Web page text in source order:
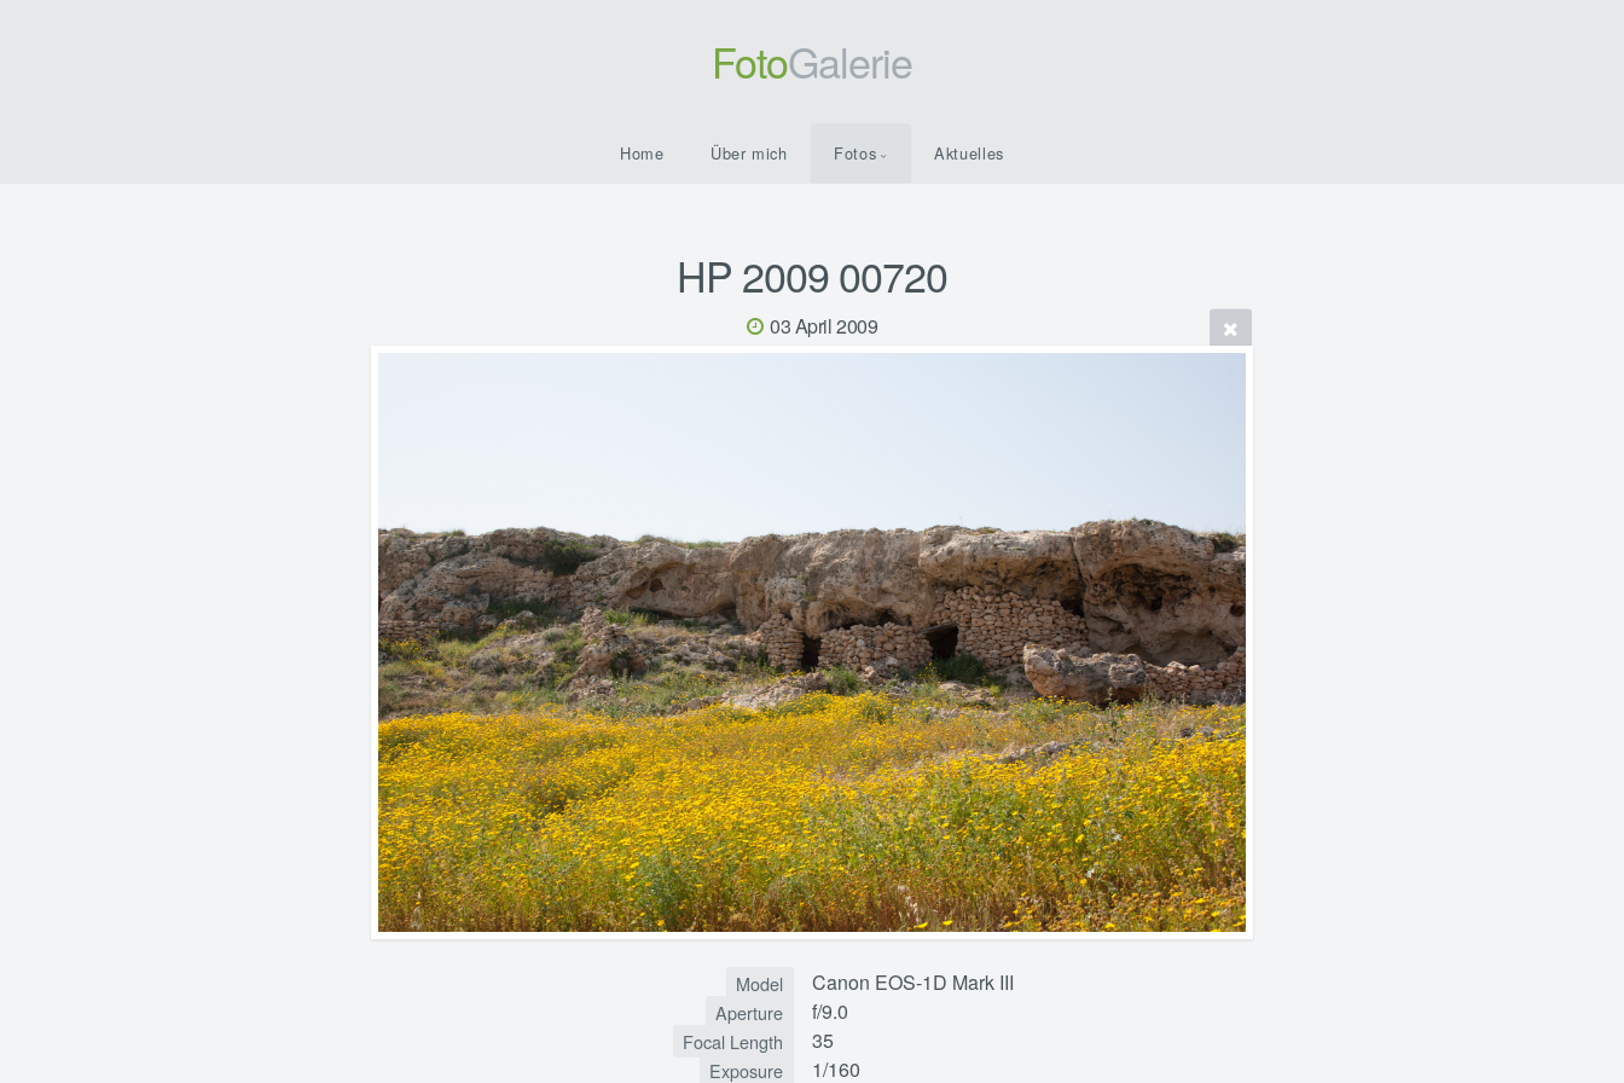
FotoGalerie
Home Über mich Fotos Aktuelles
HP 2009 00720
03 April 2009
Model Canon EOS-1D Mark III
Aperture f/9.0
Focal Length 35
Exposure 1/160